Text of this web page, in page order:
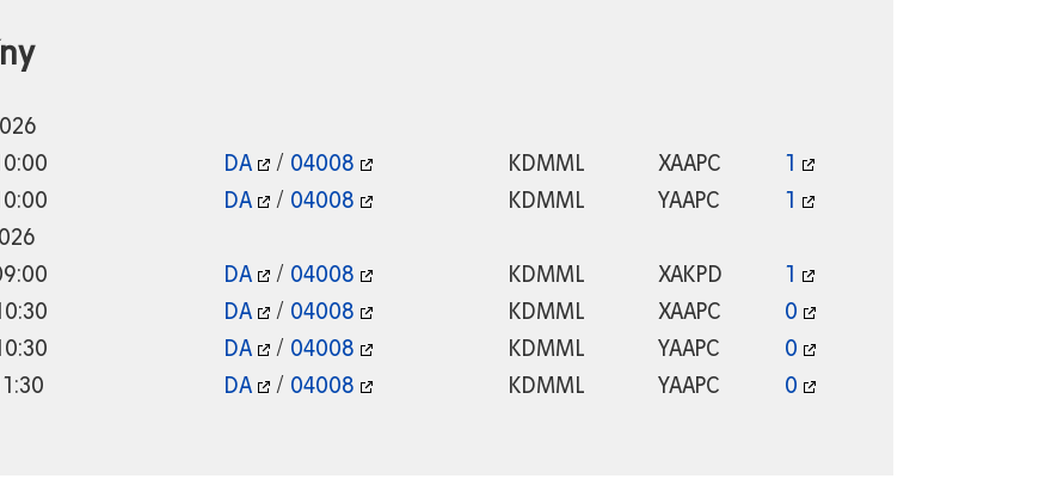
DA / 04008 KDMML XAAPC
1
DA / 04008 KDMML YAAPC
1
DA / 04008 KDMML XAKPD
1
DA / 04008 KDMML XAAPC
0
DA / 04008 KDMML YAAPC
0
DA / 04008 KDMML YAAPC 0